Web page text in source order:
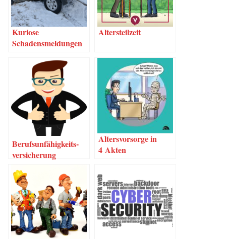
Kurio­se
Schadensmeldungen
Alters­teil­zeit
Berufs­un­fä­hig­keits­
ver­si­che­rung
Alters­vor­sor­ge in
4 Akten